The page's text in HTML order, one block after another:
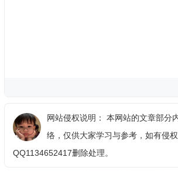
网站侵权说明： 本网站的文章部分
络，仅供大家学习与参考，如有侵
QQ1134652417删除处理。